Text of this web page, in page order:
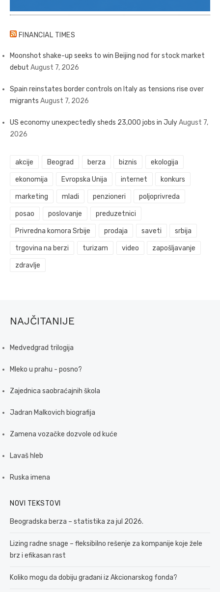
FINANCIAL TIMES
Moonshot shake-up seeks to win Beijing nod for stock market
debut August 7, 2026
Spain reinstates border controls on Italy as tensions rise over
migrants August 7, 2026
US economy unexpectedly sheds 23,000 jobs in JulyAugust 7,
2026
akcije Beograd berza biznis ekologija
ekonomija Evropska Unija internet konkurs
marketing mladi penzioneri poljoprivreda
posao poslovanje preduzetnici
Privredna komora Srbije prodaja saveti srbija
trgovina na berzi turizam video zapošljavanje
zdravlje
NAJČITANIJE
Medvedgrad trilogija
Mleko u prahu - posno?
Zajednica saobraćajnih škola
Jadran Malkovich biografija
Zamena vozačke dozvole od kuće
Lavaš hleb
Ruska imena
NOVI TEKSTOVI
Beogradska berza – statistika za jul 2026.
Lizing radne snage – fleksibilno rešenje za kompanije koje žele
brz i efikasan rast
Koliko mogu da dobiju građani iz Akcionarskog fonda?